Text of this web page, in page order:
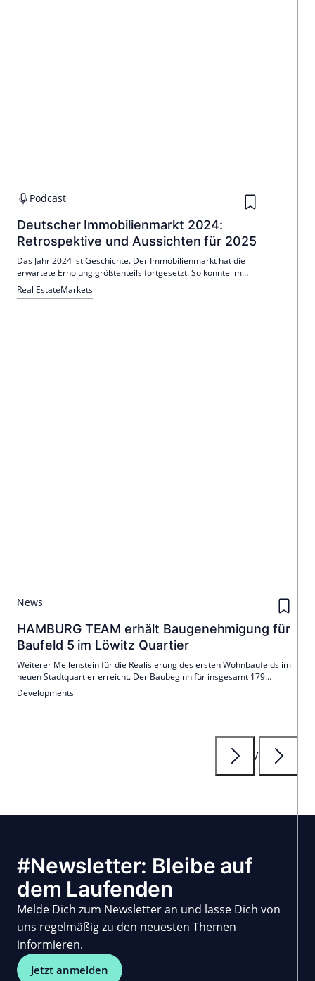
Podcast
Deutscher Immobilienmarkt 2024:
Retrospektive und Aussichten für 2025
Das Jahr 2024 ist Geschichte. Der Immobilienmarkt hat die
erwartete Erholung größtenteils fortgesetzt. So konnte im
vergangenen Jahr der Wohn-Investmentmarkt den
Assetklassen-Vergleich deutlich für sich entscheiden. Ebenfalls
Real EstateMarkets
News
HAMBURG TEAM erhält Baugenehmigung für
Baufeld 5 im Löwitz Quartier
Weiterer Meilenstein für die Realisierung des ersten Wohnbaufelds im
neuen Stadtquartier erreicht. Der Baubeginn für insgesamt 179
Wohnungen steht unmittelbar bevor.
Developments
/
#Newsletter: Bleibe auf
dem Laufenden
Melde Dich zum Newsletter an und lasse Dich von
uns regelmäßig zu den neuesten Themen
informieren.
Jetzt anmelden